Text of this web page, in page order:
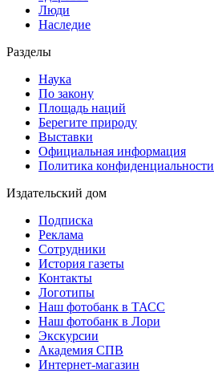
Люди
Наследие
Разделы
Наука
По закону
Площадь наций
Берегите природу
Выставки
Официальная информация
Политика конфиденциальности
Издательский дом
Подписка
Реклама
Сотрудники
История газеты
Контакты
Логотипы
Наш фотобанк в ТАСС
Наш фотобанк в Лори
Экскурсии
Академия СПВ
Интернет-магазин